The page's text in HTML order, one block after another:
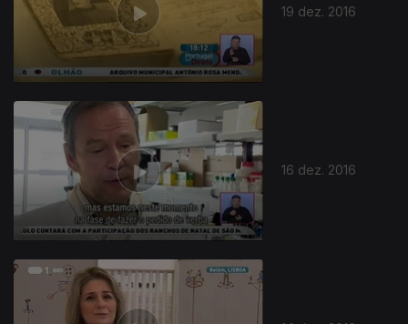
19 dez. 2016
16 dez. 2016
264172